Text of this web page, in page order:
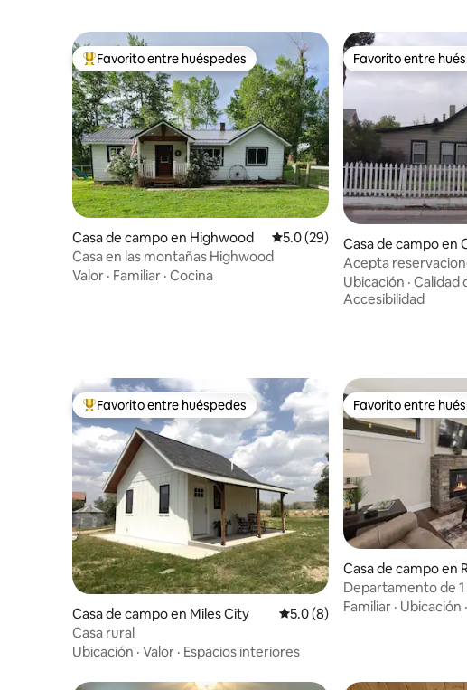
De los mejores en Favorito entre huéspedes
Favorito entre huéspedes
Casa de campo en Highwood Calificación promedio: 5.0 de
5.0 (29)
Casa en las montañas Highwood
Valor · Familiar · Cocina
Favorito entre
Favorito entre
Casa de campo en
Acepta
2026 ahora
Ubicación · Calidad
Accesibilidad
De los mejores en Favorito entre huéspedes
Favorito entre huéspedes
Casa de campo en Miles City Calificación promedio: 5.0 de
5.0 (8)
Casa rural
Ubicación · Valor · Espacios interiores
Favorito entre
Favorito entre
Casa de campo en
Departamento de
construido en Rock
Familiar · Ubicación ·